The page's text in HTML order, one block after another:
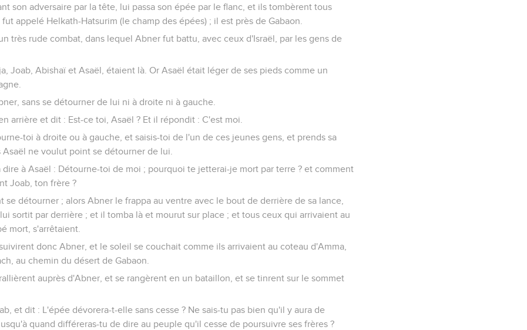
son adversaire par la tête, lui passa son épée par le flanc, et ils tombèrent tous
appelé Helkath-Hatsurim (le champ des épées) ; il est près de Gabaon.
très rude combat, dans lequel Abner fut battu, avec ceux d'Israël, par les gens de
Joab, Abishaï et Asaël, étaient là. Or Asaël était léger de ses pieds comme un
sans se détourner de lui ni à droite ni à gauche.
arrière et dit : Est-ce toi, Asaël ? Et il répondit : C'est moi.
toi à droite ou à gauche, et saisis-toi de l'un de ces jeunes gens, et prends sa
ne voulut point se détourner de lui.
à Asaël : Détourne-toi de moi ; pourquoi te jetterai-je mort par terre ? et comment
Joab, ton frère ?
se détourner ; alors Abner le frappa au ventre avec le bout de derrière de sa lance,
sortit par derrière ; et il tomba là et mourut sur place ; et tous ceux qui arrivaient au
mort, s'arrêtaient.
donc Abner, et le soleil se couchait comme ils arrivaient au coteau d'Amma,
au chemin du désert de Gabaon.
auprès d'Abner, et se rangèrent en un bataillon, et se tinrent sur le sommet
et dit : L'épée dévorera-t-elle sans cesse ? Ne sais-tu pas bien qu'il y aura de
quand différeras-tu de dire au peuple qu'il cesse de poursuivre ses frères ?